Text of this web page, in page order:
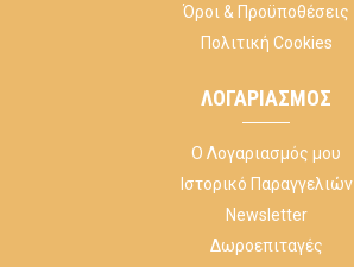
Όροι & Προϋποθέσεις
Πολιτική Cookies
ΛΟΓΑΡΙΑΣΜΌΣ
Ο Λογαριασμός μου
Ιστορικό Παραγγελιών
Newsletter
Δωροεπιταγές